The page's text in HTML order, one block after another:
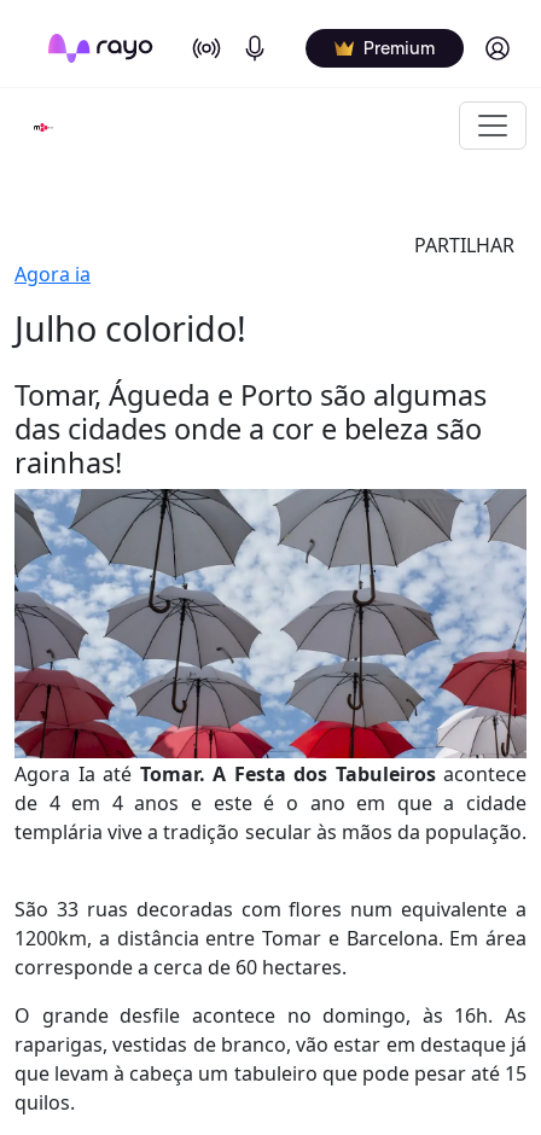
On Air Podcasts Premium Log in
PARTILHAR
Agora ia
Julho colorido!
Tomar, Águeda e Porto são algumas
das cidades onde a cor e beleza são
rainhas!
Agora Ia até Tomar. A Festa dos Tabuleirosacontece
de 4 em 4 anos e este é o ano em que a cidade
templária vive a tradição secular às mãos da população.
São 33 ruas decoradas com flores num equivalente a
1200km, a distância entre Tomar e Barcelona. Em área
corresponde a cerca de 60 hectares.
O grande desfile acontece no domingo, às 16h. As
raparigas, vestidas de branco, vão estar em destaque já
que levam à cabeça um tabuleiro que pode pesar até 15
quilos.